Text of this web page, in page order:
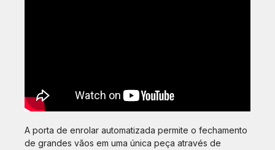
A porta de enrolar automatizada permite o fechamento
de grandes vãos em uma única peça através de